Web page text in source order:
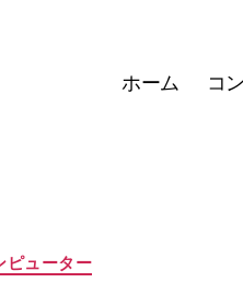
ホーム コ
テ
ピューター